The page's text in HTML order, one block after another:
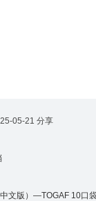
05-21 分享
文版）—TOGAF 10口